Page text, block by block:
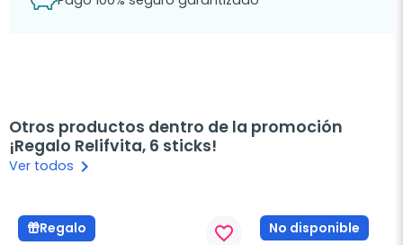
Otros productos dentro de la promoción
¡Regalo Relifvita, 6 sticks!
Ver todos keyboard_arrow_right
Regalo favorite_border
No disponible